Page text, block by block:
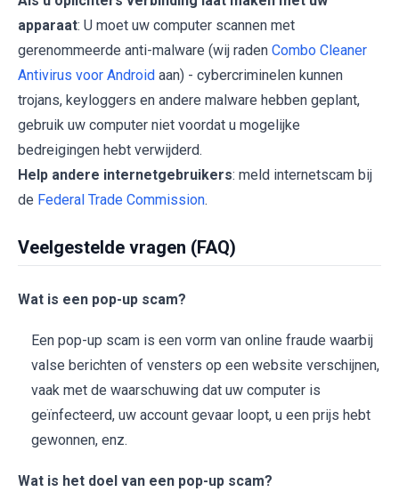
apparaat: U moet uw computer scannen met
gerenommeerde anti-malware (wij raden Combo Cleaner
Antivirus voor Android aan) - cybercriminelen kunnen
trojans, keyloggers en andere malware hebben geplant,
gebruik uw computer niet voordat u mogelijke
bedreigingen hebt verwijderd.
Help andere internetgebruikers: meld internetscam bij
de Federal Trade Commission.
Veelgestelde vragen (FAQ)
Wat is een pop-up scam?
Een pop-up scam is een vorm van online fraude waarbij
valse berichten of vensters op een website verschijnen,
vaak met de waarschuwing dat uw computer is
geïnfecteerd, uw account gevaar loopt, u een prijs hebt
gewonnen, enz.
Wat is het doel van een pop-up scam?